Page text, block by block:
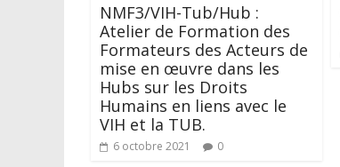
NMF3/VIH-Tub/Hub :
Atelier de Formation des
Formateurs des Acteurs de
mise en œuvre dans les
Hubs sur les Droits
Humains en liens avec le
VIH et la TUB.
6 octobre 2021 0